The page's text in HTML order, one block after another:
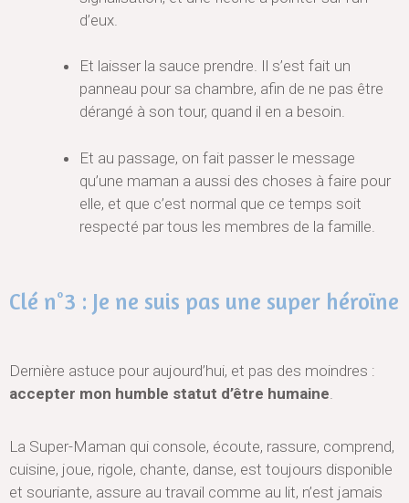
d’eux.
Et laisser la sauce prendre. Il s’est fait un
panneau pour sa chambre, afin de ne pas être
dérangé à son tour, quand il en a besoin.
Et au passage, on fait passer le message
qu’une maman a aussi des choses à faire pour
elle, et que c’est normal que ce temps soit
respecté par tous les membres de la famille.
Clé n°3 : Je ne suis pas une super héroïne
Dernière astuce pour aujourd’hui, et pas des moindres :
accepter mon humble statut d’être humaine.
La Super-Maman qui console, écoute, rassure, comprend,
cuisine, joue, rigole, chante, danse, est toujours disponible
et souriante, assure au travail comme au lit, n’est jamais